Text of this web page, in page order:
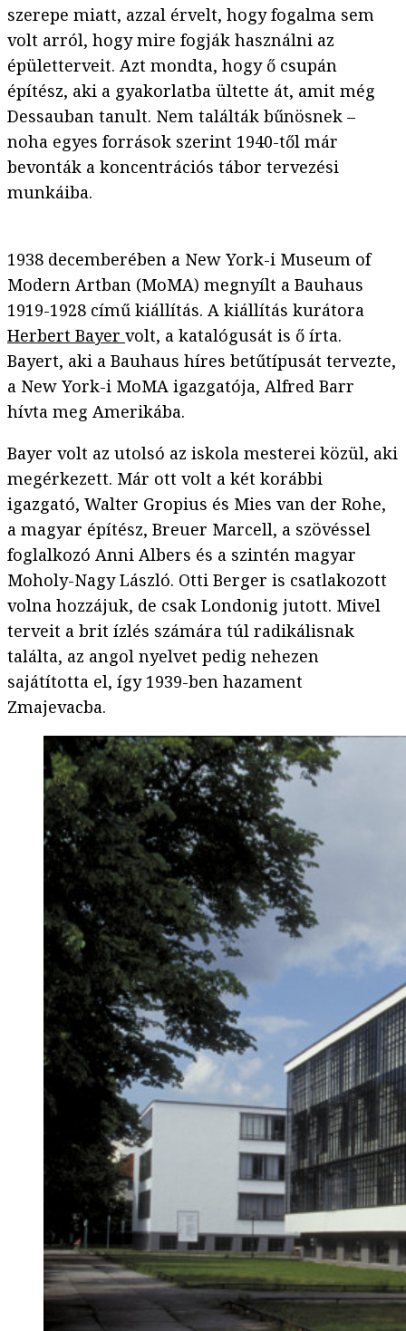
szerepe miatt, azzal érvelt, hogy fogalma sem
volt arról, hogy mire fogják használni az
épületterveit. Azt mondta, hogy ő csupán
építész, aki a gyakorlatba ültette át, amit még
Dessauban tanult. Nem találták bűnösnek –
noha egyes források szerint 1940-től már
bevonták a koncentrációs tábor tervezési
munkáiba.
1938 decemberében a New York-i Museum of
Modern Artban (MoMA) megnyílt a Bauhaus
1919-1928 című kiállítás. A kiállítás kurátora
Herbert Bayer volt, a katalógusát is ő írta.
Bayert, aki a Bauhaus híres betűtípusát tervezte,
a New York-i MoMA igazgatója, Alfred Barr
hívta meg Amerikába.
Bayer volt az utolsó az iskola mesterei közül, aki
megérkezett. Már ott volt a két korábbi
igazgató, Walter Gropius és Mies van der Rohe,
a magyar építész, Breuer Marcell, a szövéssel
foglalkozó Anni Albers és a szintén magyar
Moholy-Nagy László. Otti Berger is csatlakozott
volna hozzájuk, de csak Londonig jutott. Mivel
terveit a brit ízlés számára túl radikálisnak
találta, az angol nyelvet pedig nehezen
sajátította el, így 1939-ben hazament
Zmajevacba.